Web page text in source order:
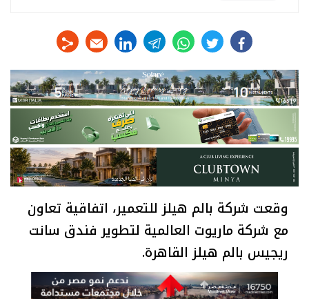
facebook
twitter
whats
telegram
linkedin
وقعت شركة بالم هيلز للتعمير، اتفاقية تعاون
مع شركة ماريوت العالمية لتطوير فندق سانت
ريجيس بالم هيلز القاهرة.